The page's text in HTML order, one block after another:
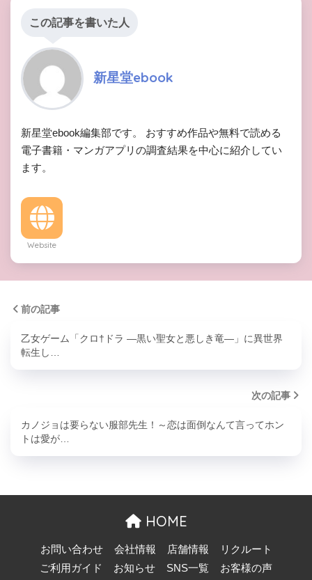
この記事を書いた人
新星堂ebook
新星堂ebook編集部です。 おすすめ作品や無料で読める
電子書籍・マンガアプリの調査結果を中心に紹介してい
ます。
Website
前の記事
乙女ゲーム「クロ†ドラ ―黒い聖女と悪しき竜―」に異世界
転生し…
次の記事
カノジョは要らない服部先生！～恋は面倒なんて言ってホン
トは愛が…
HOME
お問い合わせ 会社情報 店舗情報
リクルート
ご利用ガイド
お知らせ SNS一覧 お客様の声